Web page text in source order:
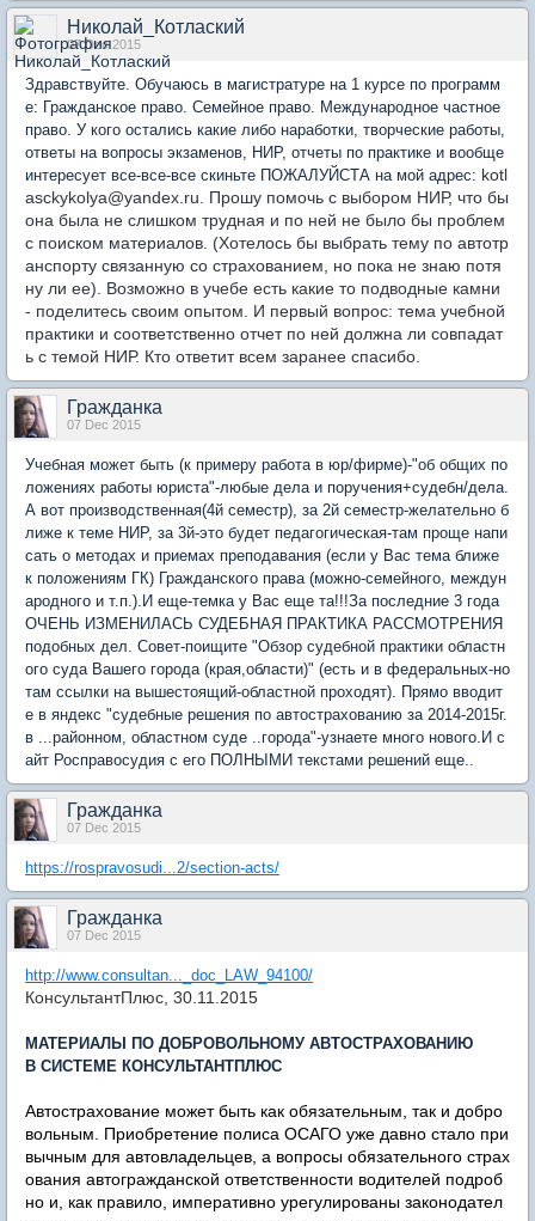
Николай_Котлаский
07 Dec 2015
Здравствуйте. Обучаюсь в магистратуре на 1 курсе по программ
е: Гражданское право. Семейное право. Международное частное
право. У кого остались какие либо наработки, творческие работы,
ответы на вопросы экзаменов, НИР, отчеты по практике и вообще
интересует все-все-все скиньте ПОЖАЛУЙСТА на мой адрес: kotl
asckykolya@yandex.ru. Прошу помочь с выбором НИР, что бы
она была не слишком трудная и по ней не было бы проблем
с поиском материалов. (Хотелось бы выбрать тему по автотр
анспорту связанную со страхованием, но пока не знаю потя
ну ли ее). Возможно в учебе есть какие то подводные камни
- поделитесь своим опытом. И первый вопрос: тема учебной
практики и соответственно отчет по ней должна ли совпадат
ь с темой НИР. Кто ответит всем заранее спасибо.
Гражданка
07 Dec 2015
Учебная может быть (к примеру работа в юр/фирме)-"об общих по
ложениях работы юриста"-любые дела и поручения+судебн/дела.
А вот производственная(4й семестр), за 2й семестр-желательно б
лиже к теме НИР, за 3й-это будет педагогическая-там проще напи
сать о методах и приемах преподавания (если у Вас тема ближе
к положениям ГК) Гражданского права (можно-семейного, междун
ародного и т.п.).И еще-темка у Вас еще та!!!За последние 3 года
ОЧЕНЬ ИЗМЕНИЛАСЬ СУДЕБНАЯ ПРАКТИКА РАССМОТРЕНИЯ
подобных дел. Совет-поищите "Обзор судебной практики областн
ого суда Вашего города (края,области)" (есть и в федеральных-но
там ссылки на вышестоящий-областной проходят). Прямо вводит
е в яндекс "судебные решения по автострахованию за 2014-2015г.
в ...районном, областном суде ..города"-узнаете много нового.И с
айт Росправосудия с его ПОЛНЫМИ текстами решений еще..
Гражданка
07 Dec 2015
https://rospravosudi...2/section-acts/
Гражданка
07 Dec 2015
http://www.consultan..._doc_LAW_94100/
КонсультантПлюс, 30.11.2015
МАТЕРИАЛЫ ПО ДОБРОВОЛЬНОМУ АВТОСТРАХОВАНИЮ
В СИСТЕМЕ КОНСУЛЬТАНТПЛЮС
Автострахование может быть как обязательным, так и добро
вольным. Приобретение полиса ОСАГО уже давно стало при
вычным для автовладельцев, а вопросы обязательного страх
ования автогражданской ответственности водителей подроб
но и, как правило, императивно урегулированы законодател